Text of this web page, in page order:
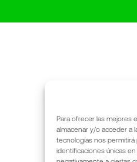
Para ofrecer las mejores
almacenar y/o acceder a
tecnologías nos
identificaciones únicas